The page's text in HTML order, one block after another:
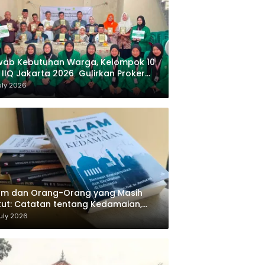
Kebutuhan Warga, Kelompok 10
IIQ Jakarta 2026 Gulirkan Proker
Al-Qur’an di Sukamanah
2026
dan Orang-Orang yang Masih
Catatan tentang Kedamaian,
dan Negara dalam
Masykuri Abdillah
2026